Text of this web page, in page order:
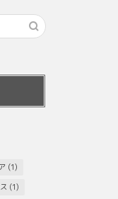
(1)
(1)